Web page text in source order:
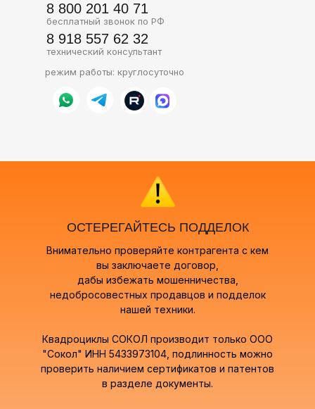
8 800 201 40 71
Официальный представитель
завода-производителя
снегоболотоходов «Сокол».
Вы заключаете договор напрямую
с заводом-производителем.
Только у нас оригинальная
техника Сокол, проверенная
8 918 557 62 32
бесплатный звонок по РФ
технический консультант
режим работы: круглосуточно
ОСТЕРЕГАЙТЕСЬ ПОДДЕЛОК
Внимательно проверяйте контрагента с кем
вы заключаете договор,
дабы избежать мошенничества,
недобросовестных продавцов и подделок
нашей техники.
Квадроциклы СОКОЛ производит только ООО
"Сокол" ИНН 5433973104, подлинность можно
проверить наличием сертификатов и патентов
в разделе документы.